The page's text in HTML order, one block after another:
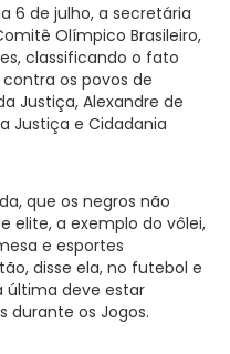
6 de julho, a secretária
Olímpico Brasileiro,
classificando o fato
os povos de
Justiça, Alexandre de
Justiça e Cidadania
que os negros não
elite, a exemplo do vôlei,
e esportes
disse ela, no futebol e
última deve estar
durante os Jogos.